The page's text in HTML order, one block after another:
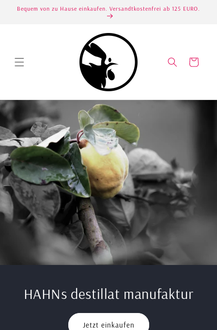
Direkt zum Inhalt
Bequem von zu Hause einkaufen. Versandtkostenfrei ab 125 EURO.
Warenkorb
HAHNs destillat manufaktur
Jetzt einkaufen